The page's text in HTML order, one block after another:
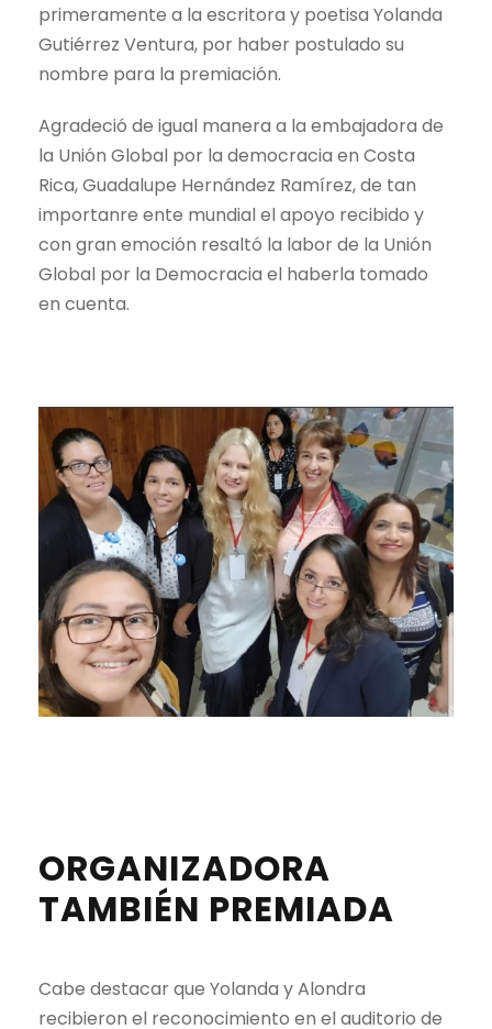
primeramente a la escritora y poetisa Yolanda
Gutiérrez Ventura, por haber postulado su
nombre para la premiación.
Agradeció de igual manera a la embajadora de
la Unión Global por la democracia en Costa
Rica, Guadalupe Hernández Ramírez, de tan
importanre ente mundial el apoyo recibido y
con gran emoción resaltó la labor de la Unión
Global por la Democracia el haberla tomado
en cuenta.
ORGANIZADORA
TAMBIÉN PREMIADA
Cabe destacar que Yolanda y Alondra
recibieron el reconocimiento en el auditorio de